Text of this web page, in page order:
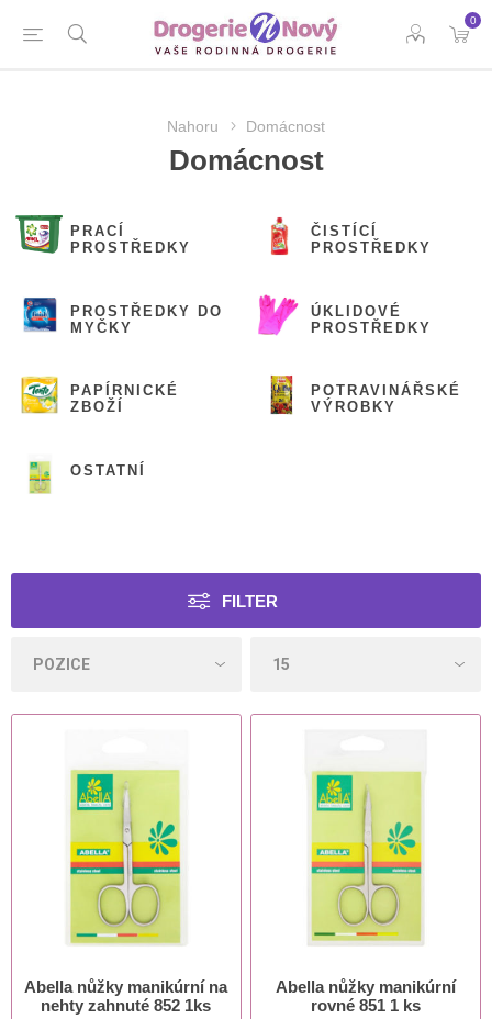
0
Nahoru Domácnost
Domácnost
PRACÍ
PROSTŘEDKY
ČISTÍCÍ
PROSTŘEDKY
PROSTŘEDKY DO
MYČKY
ÚKLIDOVÉ
PROSTŘEDKY
PAPÍRNICKÉ
ZBOŽÍ
POTRAVINÁŘSKÉ
VÝROBKY
OSTATNÍ
FILTER
Abella nůžky manikúrní na
nehty zahnuté 852 1ks
Abella nůžky manikúrní
rovné 851 1 ks